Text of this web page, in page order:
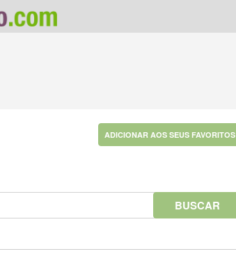
ADICIONAR AOS SEUS FAVORITOS
BUSCAR